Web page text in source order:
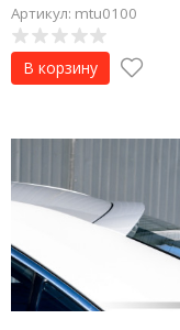
Артикул: mtu0100
В корзину